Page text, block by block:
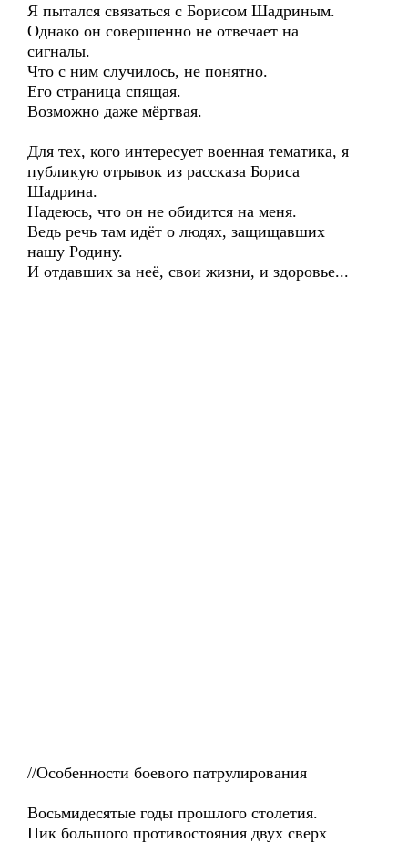
Я пытался связаться с Борисом Шадриным.
Однако он совершенно не отвечает на
сигналы.
Что с ним случилось, не понятно.
Его страница спящая.
Возможно даже мёртвая.
Для тех, кого интересует военная тематика, я
публикую отрывок из рассказа Бориса
Шадрина.
Надеюсь, что он не обидится на меня.
Ведь речь там идёт о людях, защищавших
нашу Родину.
И отдавших за неё, свои жизни, и здоровье...
//Особенности боевого патрулирования
Восьмидесятые годы прошлого столетия.
Пик большого противостояния двух сверх